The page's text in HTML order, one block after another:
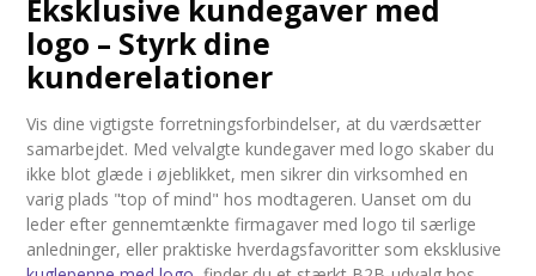
Eksklusive kundegaver med
logo – Styrk dine
kunderelationer
Vis dine vigtigste forretningsforbindelser, at du værdsætter
samarbejdet. Med velvalgte kundegaver med logo skaber du
ikke blot glæde i øjeblikket, men sikrer din virksomhed en
varig plads "top of mind" hos modtageren. Uanset om du
leder efter gennemtænkte firmagaver med logo til særlige
anledninger, eller praktiske hverdagsfavoritter som eksklusive